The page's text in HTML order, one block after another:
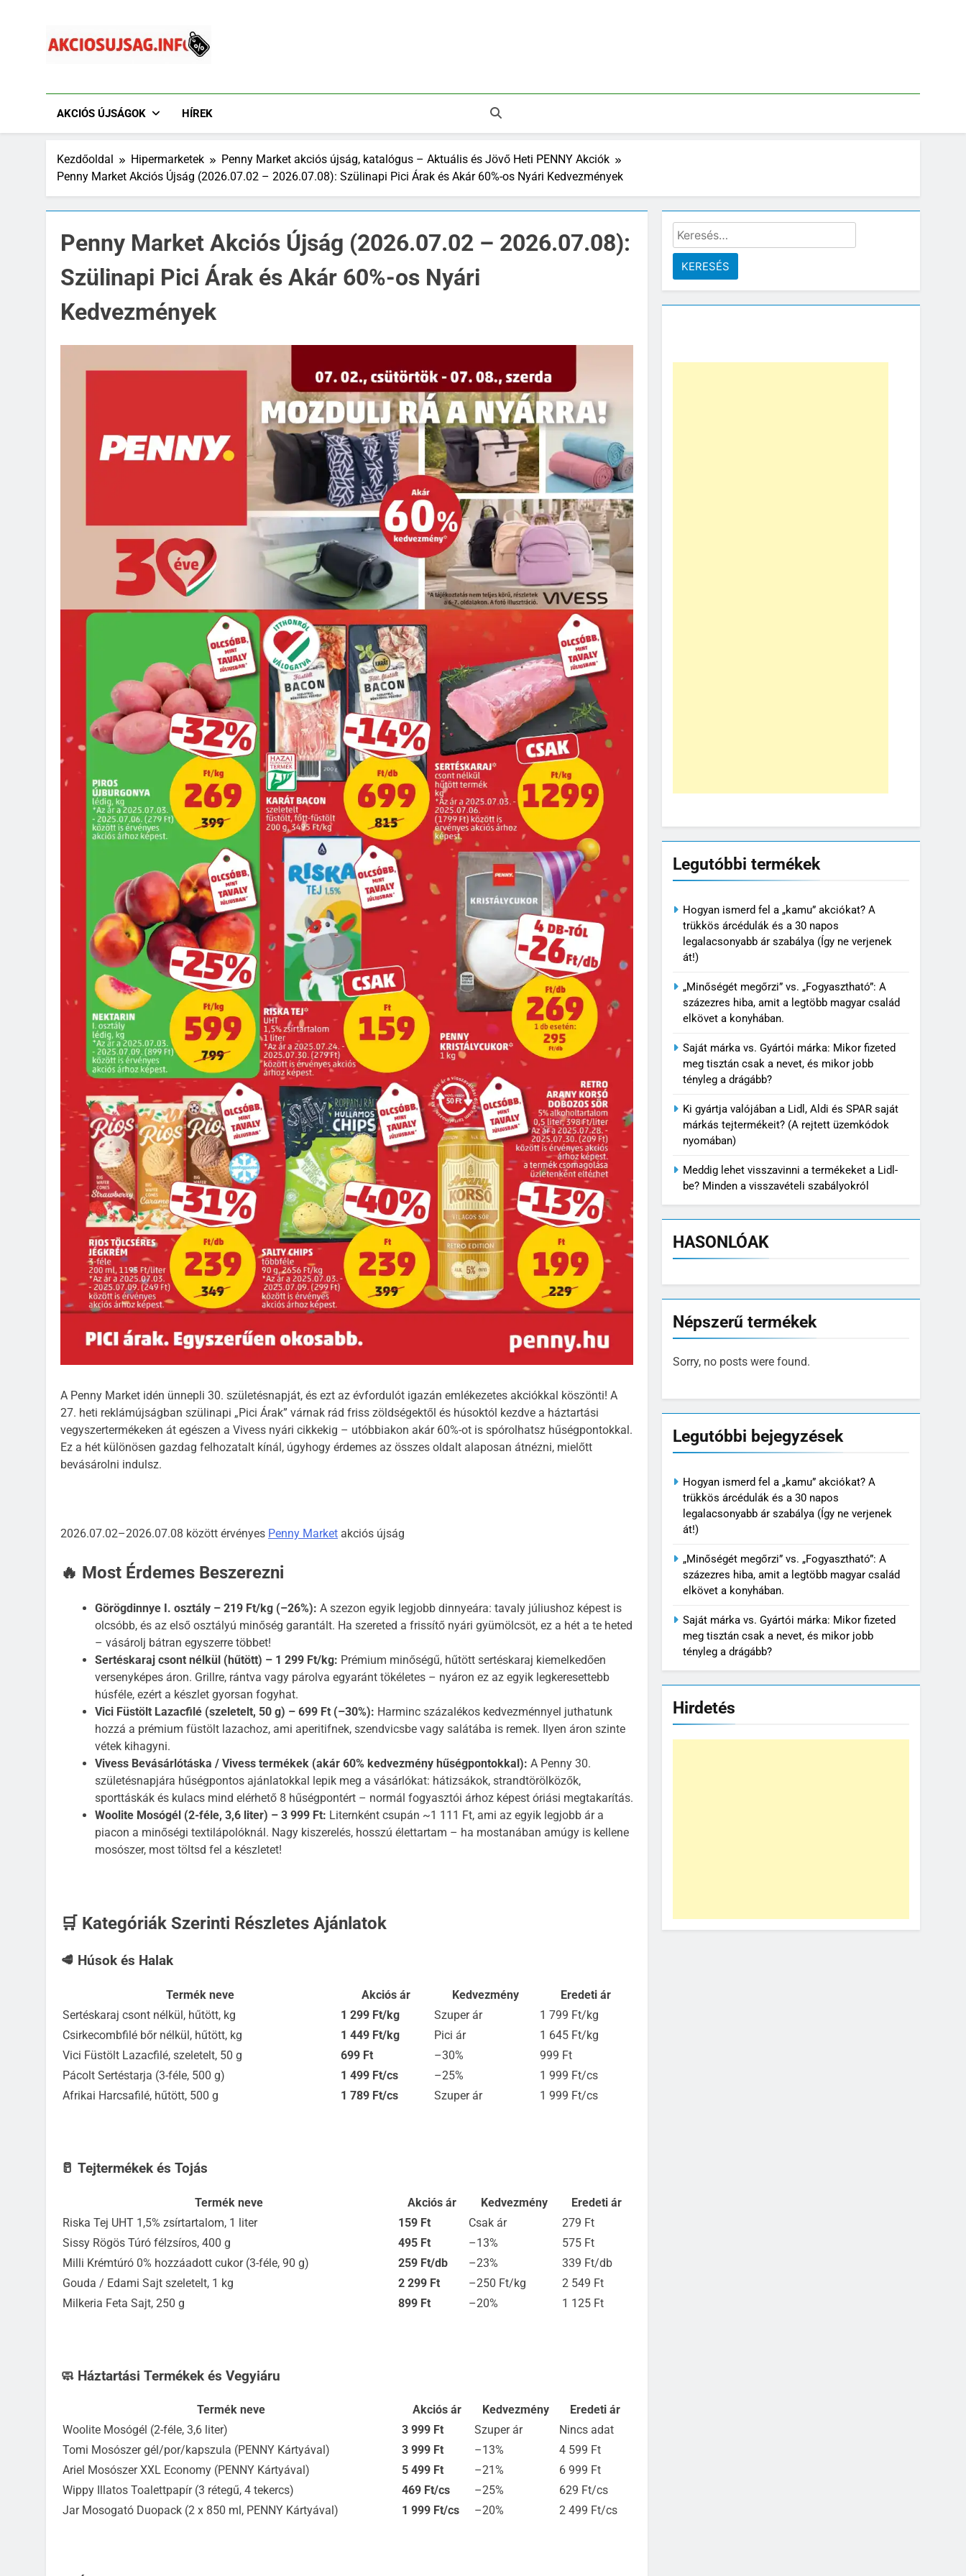
tartalomra
Akciósújság.info
AKCIÓS ÚJSÁGOK HÍREK
Kezdőoldal Hipermarketek
Penny Market akciós újság, katalógus – Aktuális és Jövő Heti PENNY Akciók
Penny Market Akciós Újság (2026.07.02 – 2026.07.08): Szülinapi Pici Árak és Akár 60%-os Nyári Kedvezmények
Penny Market Akciós Újság (2026.07.02 – 2026.07.08):
Szülinapi Pici Árak és Akár 60%-os Nyári
Kedvezmények
A Penny Market idén ünnepli 30. születésnapját, és ezt az évfordulót igazán emlékezetes akciókkal köszönti! A
27. heti reklámújságban szülinapi „Pici Árak” várnak rád friss zöldségektől és húsoktól kezdve a háztartási
vegyszertermékeken át egészen a Vivess nyári cikkekig – utóbbiakon akár 60%-ot is spórolhatsz hűségpontokkal.
Ez a hét különösen gazdag felhozatalt kínál, úgyhogy érdemes az összes oldalt alaposan átnézni, mielőtt
bevásárolni indulsz.
2026.07.02–2026.07.08 között érvényes Penny Market akciós újság
🔥 Most Érdemes Beszerezni
Görögdinnye I. osztály – 219 Ft/kg (–26%): A szezon egyik legjobb dinnyeára: tavaly júliushoz képest is
olcsóbb, és az első osztályú minőség garantált. Ha szereted a frissítő nyári gyümölcsöt, ez a hét a te heted
– vásárolj bátran egyszerre többet!
Sertéskaraj csont nélkül (hűtött) – 1 299 Ft/kg: Prémium minőségű, hűtött sertéskaraj kiemelkedően
versenyképes áron. Grillre, rántva vagy párolva egyaránt tökéletes – nyáron ez az egyik legkeresettebb
húsféle, ezért a készlet gyorsan fogyhat.
Vici Füstölt Lazacfilé (szeletelt, 50 g) – 699 Ft (–30%): Harminc százalékos kedvezménnyel juthatunk
hozzá a prémium füstölt lazachoz, ami aperitifnek, szendvicsbe vagy salátába is remek. Ilyen áron szinte
vétek kihagyni.
Vivess Bevásárlótáska / Vivess termékek (akár 60% kedvezmény hűségpontokkal): A Penny 30.
születésnapjára hűségpontos ajánlatokkal lepik meg a vásárlókat: hátizsákok, strandtörölközők,
sporttáskák és kulacs mind elérhető 8 hűségpontért – normál fogyasztói árhoz képest óriási megtakarítás.
Woolite Mosógél (2-féle, 3,6 liter) – 3 999 Ft: Liternként csupán ~1 111 Ft, ami az egyik legjobb ár a
piacon a minőségi textilápolóknál. Nagy kiszerelés, hosszú élettartam – ha mostanában amúgy is kellene
mosószer, most töltsd fel a készletet!
🛒 Kategóriák Szerinti Részletes Ajánlatok
🥩 Húsok és Halak
Termék neve Akciós ár Kedvezmény
Eredeti ár
Sertéskaraj csont nélkül, hűtött, kg
1 299 Ft/kg Szuper ár
1 799 Ft/kg
Csirkecombfilé bőr nélkül, hűtött, kg
1 449 Ft/kg Pici ár
1 645 Ft/kg
Vici Füstölt Lazacfilé, szeletelt, 50 g
699 Ft –30%
999 Ft
Pácolt Sertéstarja (3-féle, 500 g)
1 499 Ft/cs –25%
1 999 Ft/cs
Afrikai Harcsafilé, hűtött, 500 g
1 789 Ft/cs Szuper ár 1 999 Ft/cs
🥛 Tejtermékek és Tojás
Termék neve Akciós ár Kedvezmény
Eredeti ár
Riska Tej UHT 1,5% zsírtartalom, 1 liter
159 Ft Csak ár
279 Ft
Sissy Rögös Túró félzsíros, 400 g
495 Ft –13%
575 Ft
Milli Krémtúró 0% hozzáadott cukor (3-féle, 90 g)
259 Ft/db –23%
339 Ft/db
Gouda / Edami Sajt szeletelt, 1 kg
2 299 Ft –250 Ft/kg
2 549 Ft
Milkeria Feta Sajt, 250 g
899 Ft –20% 1 125 Ft
🧼 Háztartási Termékek és Vegyiáru
Termék neve Akciós ár Kedvezmény
Eredeti ár
Woolite Mosógél (2-féle, 3,6 liter)
3 999 Ft Szuper ár
Nincs adat
Tomi Mosószer gél/por/kapszula (PENNY Kártyával)
3 999 Ft –13%
4 599 Ft
Ariel Mosószer XXL Economy (PENNY Kártyával)
5 499 Ft –21%
6 999 Ft
Wippy Illatos Toalettpapír (3 rétegű, 4 tekercs)
469 Ft/cs –25%
629 Ft/cs
Jar Mosogató Duopack (2 x 850 ml, PENNY Kártyával)
1 999 Ft/cs –20% 2 499 Ft/cs
Keresés:
Legutóbbi termékek
Hogyan ismerd fel a „kamu” akciókat? A
trükkös árcédulák és a 30 napos
legalacsonyabb ár szabálya (Így ne verjenek
át!)
„Minőségét megőrzi” vs. „Fogyasztható”: A
százezres hiba, amit a legtöbb magyar család
elkövet a konyhában.
Saját márka vs. Gyártói márka: Mikor fizeted
meg tisztán csak a nevet, és mikor jobb
tényleg a drágább?
Ki gyártja valójában a Lidl, Aldi és SPAR saját
márkás tejtermékeit? (A rejtett üzemkódok
nyomában)
Meddig lehet visszavinni a termékeket a Lidl-
be? Minden a visszavételi szabályokról
HASONLÓAK
Népszerű termékek
Sorry, no posts were found.
Legutóbbi bejegyzések
Hogyan ismerd fel a „kamu” akciókat? A
trükkös árcédulák és a 30 napos
legalacsonyabb ár szabálya (Így ne verjenek
át!)
„Minőségét megőrzi” vs. „Fogyasztható”: A
százezres hiba, amit a legtöbb magyar család
elkövet a konyhában.
Saját márka vs. Gyártói márka: Mikor fizeted
meg tisztán csak a nevet, és mikor jobb
tényleg a drágább?
Hirdetés